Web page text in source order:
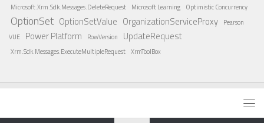
Microsoft.Xrm.Sdk.Messages.DeleteRequest Microsoft Learning Optimistic Concurrency
OptionSet OptionSetValue OrganizationServiceProxy
Pearson
VUE
Power Platform RowVersion UpdateRequest
Xrm.Sdk.Messages.ExecuteMultipleRequest XrmToolBox